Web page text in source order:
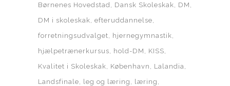
Børnenes Hovedstad
Dansk Skoleskak
DM
DM i skoleskak efteruddannelse
forretningsudvalget
hjernegymnastik
hjælpetrænerkursus
hold-DM
KISS
Kvalitet i Skoleskak
København
Lalandia
Landsfinale
leg og læring
læring